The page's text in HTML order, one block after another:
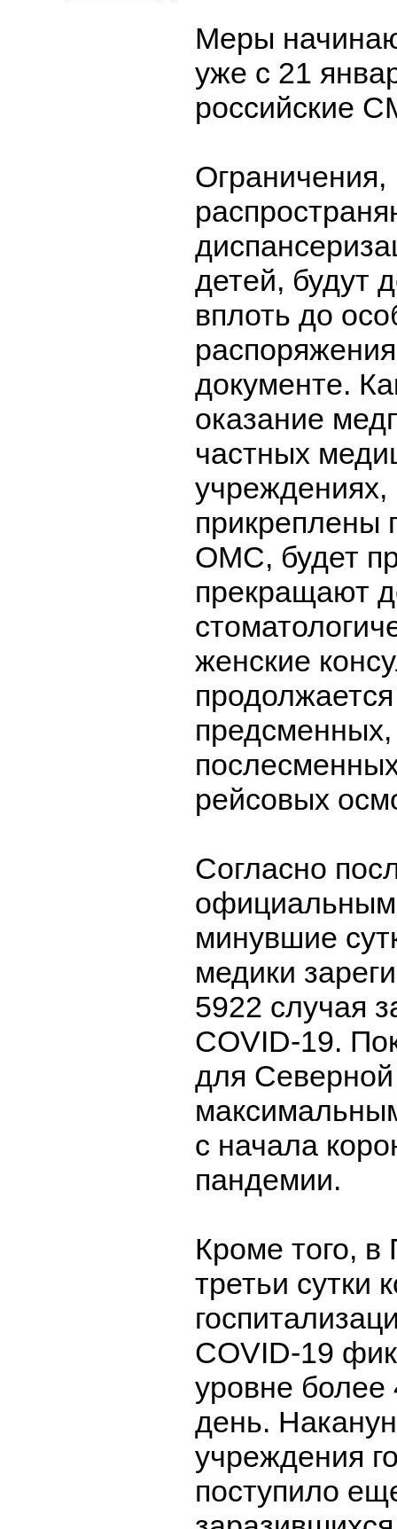
Меры
уже с 21
российские
Ограничения,
детей, будут
вплоть до
документе.
оказание
частных
учреждениях,
прикреплены
ОМС, будет
прекращают
женские
рейсовых
Согласно
минувшие
медики
5922 случая
COVID-19.
для
с начала
пандемии.
Кроме того, в
третьи сутки
COVID-19
уровне более
день.
учреждения
поступило